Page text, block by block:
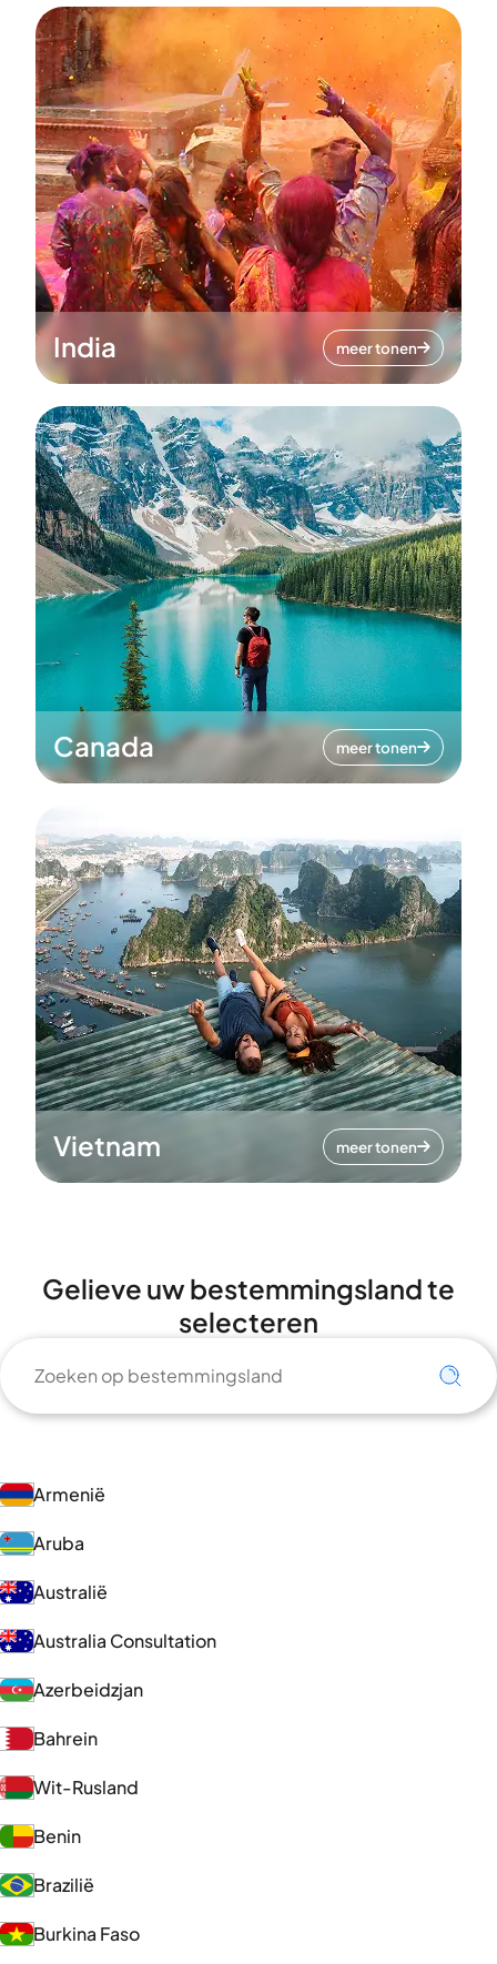
India meer tonen
Canada meer tonen
Vietnam meer tonen
Gelieve uw bestemmingsland te
selecteren
Armenië
Aruba
Australië
Australia Consultation
Azerbeidzjan
Bahrein
Wit-Rusland
Benin
Brazilië
Burkina Faso